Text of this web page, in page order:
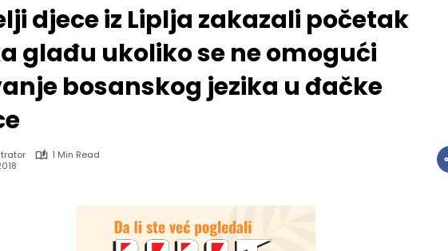
djece iz Liplja zakazali početak
glađu ukoliko se ne omogući
bosanskog jezika u đačke
1 Min Read